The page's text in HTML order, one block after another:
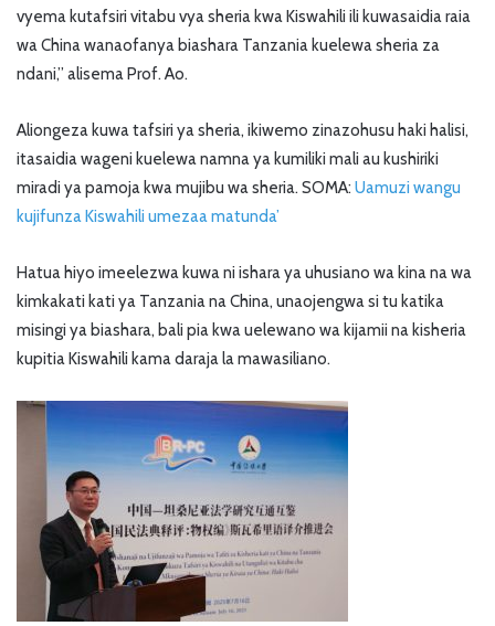
vyema kutafsiri vitabu vya sheria kwa Kiswahili ili kuwasaidia raia
wa China wanaofanya biashara Tanzania kuelewa sheria za
ndani,” alisema Prof. Ao.
Aliongeza kuwa tafsiri ya sheria, ikiwemo zinazohusu haki halisi,
itasaidia wageni kuelewa namna ya kumiliki mali au kushiriki
miradi ya pamoja kwa mujibu wa sheria. SOMA: Uamuzi wangu
kujifunza Kiswahili umezaa matunda’
Hatua hiyo imeelezwa kuwa ni ishara ya uhusiano wa kina na wa
kimkakati kati ya Tanzania na China, unaojengwa si tu katika
misingi ya biashara, bali pia kwa uelewano wa kijamii na kisheria
kupitia Kiswahili kama daraja la mawasiliano.